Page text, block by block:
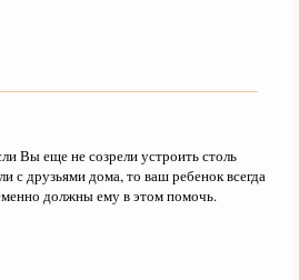
Вы еще не созрели устроить столь
с друзьями дома, то ваш ребенок всегда
должны ему в этом помочь.